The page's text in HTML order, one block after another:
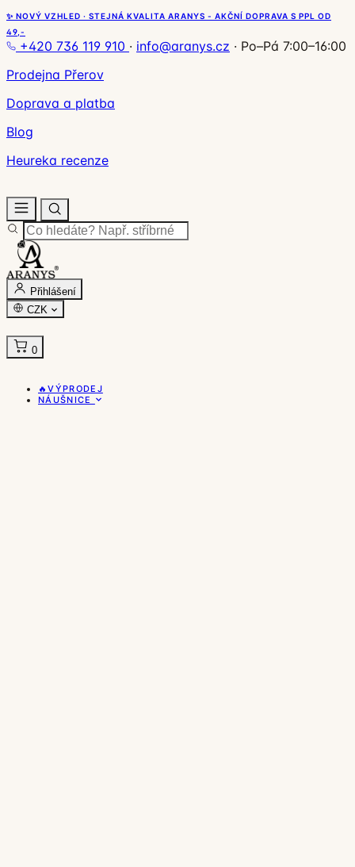
✨ NOVÝ VZHLED · STEJNÁ KVALITA ARANYS - AKČNÍ DOPRAVA S PPL OD
49,-
+420 736 119 910 · info@aranys.cz · Po–Pá 7:00–16:00
Prodejna Přerov
Doprava a platba
Blog
Heureka recenze
Přihlášení
CZK
0
🔥VÝPRODEJ
NÁUŠNICE